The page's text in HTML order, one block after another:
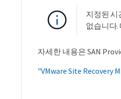
지정된 시
없습니다.
자세한 내용은 SAN
"VMware Site Recovery